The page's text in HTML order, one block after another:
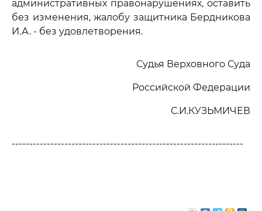
административных правонарушениях, оставить
без изменения, жалобу защитника Бердникова
И.А. - без удовлетворения.
Судья Верховного Суда
Российской Федерации
С.И.КУЗЬМИЧЕВ
------------------------------------------------------------------